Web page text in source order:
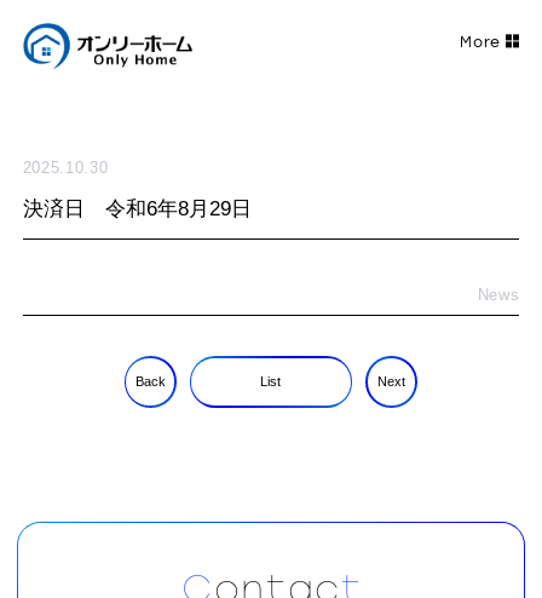
2025.10.30
決済日 令和6年8月29日
News
Back List Next
Contact